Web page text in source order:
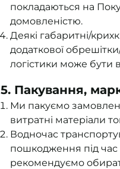
покладаються на
домовленістю.
Деякі габаритні/
додаткової
логістики може бути
5. Пакування,
Ми пакуємо
витратні матеріали
Водночас
пошкодження під
рекомендуємо